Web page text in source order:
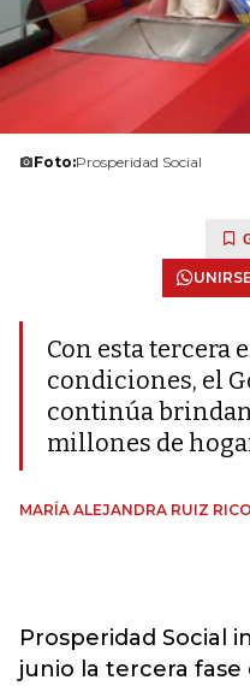
Foto:Prosperidad Social
Con esta tercera
condiciones, el
continúa
millones de
MARÍA ALEJANDRA RUIZ RICO
Prosperidad Social
junio la tercera